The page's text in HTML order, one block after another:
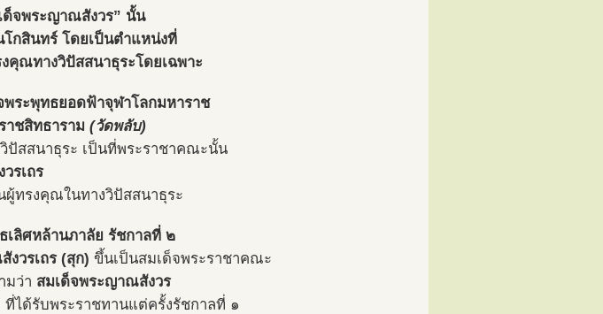
ด็จพระญาณสังวร” นั้น
กสินทร์ โดยเป็นตำแหน่งที่
คุณทางวิปัสสนาธุระโดยเฉพาะ
พระพุทธยอดฟ้าจุฬาโลกมหาราช
าชสิทธาราม (วัดพลับ)
ปัสสนาธุระ เป็นที่พระราชาคณะนั้น
รเถร
ทรงคุณในทางวิปัสสนาธุระ
เลิศหล้านภาลัย รัชกาลที่ ๒
วรเถร (สุก) ขึ้นเป็นสมเด็จพระราชาคณะ
มว่า สมเด็จพระญาณสังวร
ได้รับพระราชทานแต่ครั้งรัชกาลที่ ๑